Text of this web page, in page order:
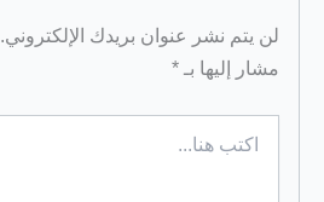
لن يتم نشر عنوان بريدك الإلكتروني.
مشار إليها بـ*
هنا...